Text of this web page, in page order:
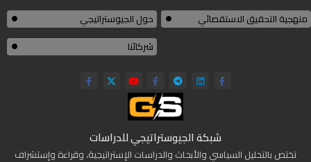
حول الجيوستراتيجي
منهجية التحقيق الاستقصائي
شركائنا
شبكة الجيوستراتيجي للدراسات
تختص بالتحليل السياسي والأبحاث والدراسات الإستراتيجية، وقراءة وإستشراف